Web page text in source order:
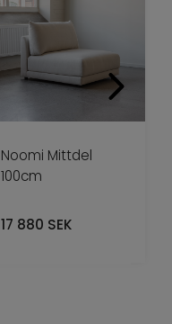
Noomi Mittdel
100cm
17 880 SEK